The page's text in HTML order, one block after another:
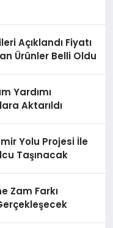
Açıklandı Fiyatı
Ürünler Belli Oldu
Yardımı
Aktarıldı
Yolu Projesi İle
Taşınacak
Zam Farkı